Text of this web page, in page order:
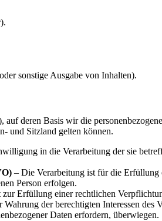
sonstige Ausgabe von Inhalten).
deren Basis wir die
und Sitzland gelten können.
in die Verarbeitung der sie
– Die Verarbeitung ist für die Erfüllung
Person erfolgen.
Erfüllung einer rechtlichen
der berechtigten Interessen
Daten erfordern, überwiegen.